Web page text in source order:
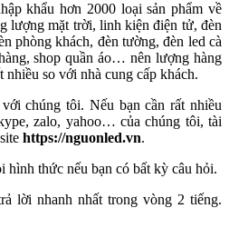
khẩu hơn 2000 loại sản phẩm về
lượng mặt trời, linh kiện điện tử, đèn
phòng khách, đèn tường, đèn led cà
shop quần áo… nên lượng hàng
nhiều so với nhà cung cấp khách.
chúng tôi. Nếu bạn cần rất nhiều
zalo, yahoo… của chúng tôi, tài
https://nguonled.vn.
hình thức nếu bạn có bất kỳ câu hỏi.
lời nhanh nhất trong vòng 2 tiếng.